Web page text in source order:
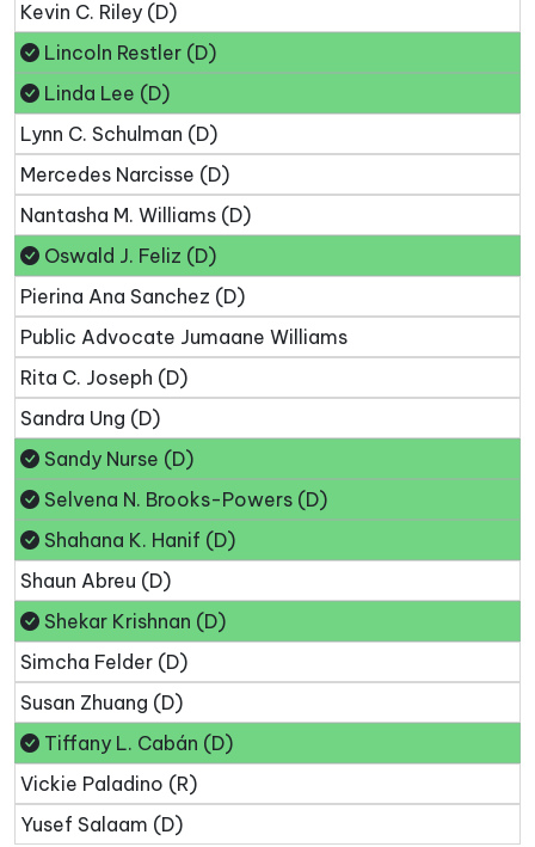
Kevin C. Riley (D)
Lincoln Restler (D)
Linda Lee (D)
Lynn C. Schulman (D)
Mercedes Narcisse (D)
Nantasha M. Williams (D)
Oswald J. Feliz (D)
Pierina Ana Sanchez (D)
Public Advocate Jumaane Williams
Rita C. Joseph (D)
Sandra Ung (D)
Sandy Nurse (D)
Selvena N. Brooks-Powers (D)
Shahana K. Hanif (D)
Shaun Abreu (D)
Shekar Krishnan (D)
Simcha Felder (D)
Susan Zhuang (D)
Tiffany L. Cabán (D)
Vickie Paladino (R)
Yusef Salaam (D)